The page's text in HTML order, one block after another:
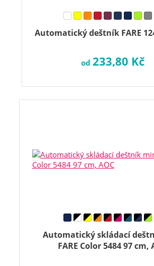
Automatický deštník FARE
od 233,80 Kč
Automatický skládací
FARE Color 5484 97 cm,